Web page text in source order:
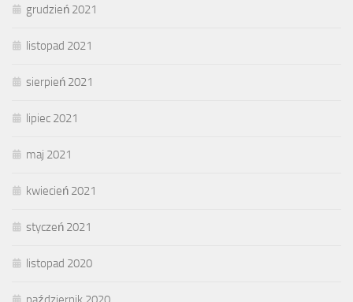
grudzień 2021
listopad 2021
sierpień 2021
lipiec 2021
maj 2021
kwiecień 2021
styczeń 2021
listopad 2020